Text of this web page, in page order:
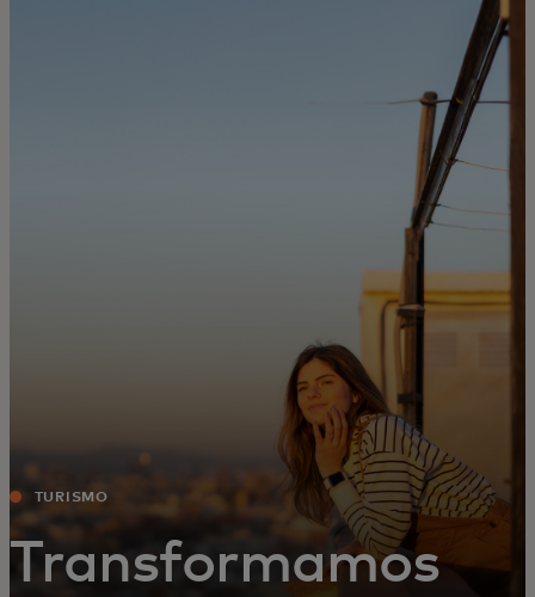
Noticias y tendencias
TURISMO
Transformamos